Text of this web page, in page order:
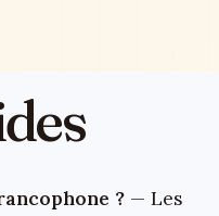
? — Les